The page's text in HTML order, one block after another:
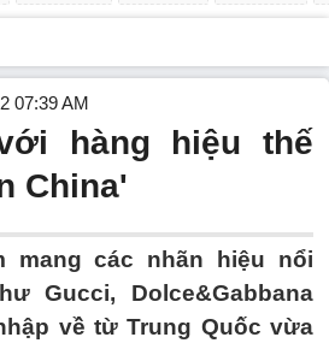
07:39 AM
hàng hiệu thế
China'
mang các nhãn hiệu nổi
Gucci, Dolce&Gabbana
về từ Trung Quốc vừa